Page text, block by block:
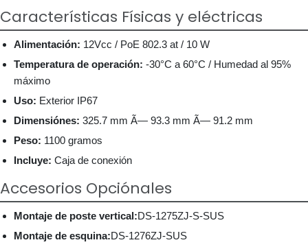
Características Físicas y eléctricas
Alimentación: 12Vcc / PoE 802.3 at / 10 W
Temperatura de operación: -30°C a 60°C / Humedad al 95%
máximo
Uso: Exterior IP67
Dimensiónes: 325.7 mm Ã— 93.3 mm Ã— 91.2 mm
Peso: 1100 gramos
Incluye: Caja de conexión
Accesorios Opciónales
Montaje de poste vertical:DS-1275ZJ-S-SUS
Montaje de esquina:DS-1276ZJ-SUS